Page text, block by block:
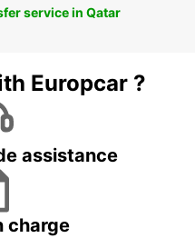
service in Qatar
Europcar ?
assistance
charge